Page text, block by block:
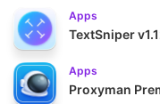
Apps
TextSniper
Apps
Proxyman